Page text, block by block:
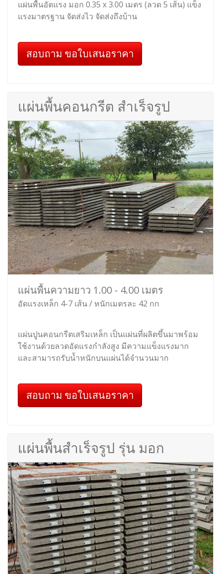
แผ่นพื้นอัดแรง มอก 0.35 x 3.00 เมตร (ลวด 5 เส้น) แข็ง
แรงมาตรฐาน จัดส่งไว จัดส่งถึงบ้าน
สอบถาม ขอใบเสนอราคา
แผ่นพื้นคอนกรีต สำเร็จรูป
แผ่นพื้นความยาว 1.00 - 4.00 เมตร
อัดแรงเหล็ก 4-7 เส้น / หนักเมตรละ 42 กก
แผ่นปูนคอนกรีตเสริมเหล็ก เป็นแผ่นที่ผลิตขึ้นมาพร้อม
ใช้งานด้วยลวดอัดแรงกำลังสูง มีความแข็งแรงมาก
และสามารถรับน้ำหนักบนแผ่นได้จำนวนมาก
สอบถาม ขอใบเสนอราคา
แผ่นพื้นสำเร็จรูป รุ่น มอก